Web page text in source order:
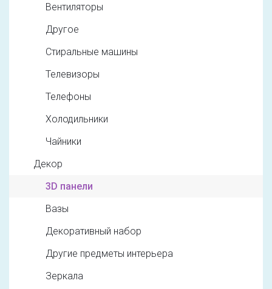
Вентиляторы
Другое
Стиральные машины
Телевизоры
Телефоны
Холодильники
Чайники
Декор
3D панели
Вазы
Декоративный набор
Другие предметы интерьера
Зеркала